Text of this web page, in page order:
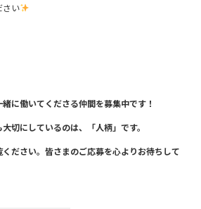
さい
緒に働いてくださる仲間を募集中です！
切にしているのは、「人柄」です。
ださい。皆さまのご応募を心よりお待ちして